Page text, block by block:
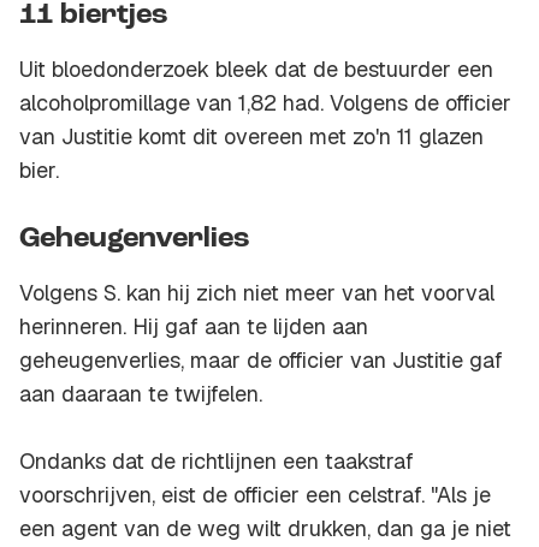
11 biertjes
Uit bloedonderzoek bleek dat de bestuurder een
alcoholpromillage van 1,82 had. Volgens de officier
van Justitie komt dit overeen met zo'n 11 glazen
bier.
Geheugenverlies
Volgens S. kan hij zich niet meer van het voorval
herinneren. Hij gaf aan te lijden aan
geheugenverlies, maar de officier van Justitie gaf
aan daaraan te twijfelen.
Ondanks dat de richtlijnen een taakstraf
voorschrijven, eist de officier een celstraf. "Als je
een agent van de weg wilt drukken, dan ga je niet